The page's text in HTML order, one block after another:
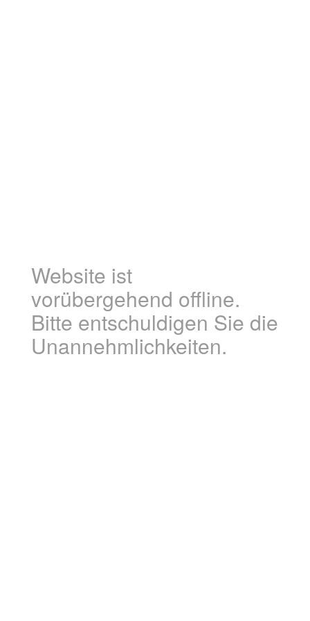
Website ist
vorübergehend offline.
Bitte entschuldigen Sie die
Unannehmlichkeiten.